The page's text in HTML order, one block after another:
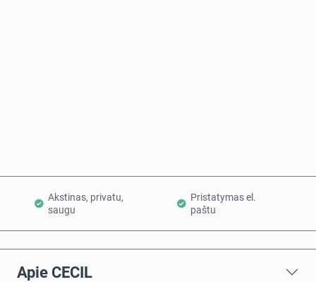
Akstinas, privatu,
saugu
Pristatymas el.
paštu
Apie CECIL